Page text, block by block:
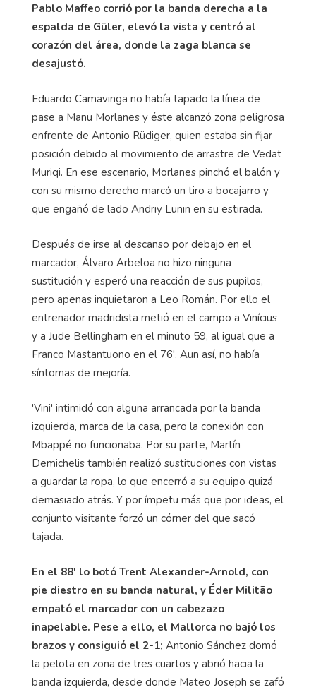
Pablo Maffeo corrió por la banda derecha a la
espalda de Güler, elevó la vista y centró al
corazón del área, donde la zaga blanca se
desajustó.
Eduardo Camavinga no había tapado la línea de
pase a Manu Morlanes y éste alcanzó zona peligrosa
enfrente de Antonio Rüdiger, quien estaba sin fijar
posición debido al movimiento de arrastre de Vedat
Muriqi. En ese escenario, Morlanes pinchó el balón y
con su mismo derecho marcó un tiro a bocajarro y
que engañó de lado Andriy Lunin en su estirada.
Después de irse al descanso por debajo en el
marcador, Álvaro Arbeloa no hizo ninguna
sustitución y esperó una reacción de sus pupilos,
pero apenas inquietaron a Leo Román. Por ello el
entrenador madridista metió en el campo a Vinícius
y a Jude Bellingham en el minuto 59, al igual que a
Franco Mastantuono en el 76'. Aun así, no había
síntomas de mejoría.
'Vini' intimidó con alguna arrancada por la banda
izquierda, marca de la casa, pero la conexión con
Mbappé no funcionaba. Por su parte, Martín
Demichelis también realizó sustituciones con vistas
a guardar la ropa, lo que encerró a su equipo quizá
demasiado atrás. Y por ímpetu más que por ideas, el
conjunto visitante forzó un córner del que sacó
tajada.
En el 88' lo botó Trent Alexander-Arnold, con
pie diestro en su banda natural, y Éder Militão
empató el marcador con un cabezazo
inapelable. Pese a ello, el Mallorca no bajó los
brazos y consiguió el 2-1; Antonio Sánchez domó
la pelota en zona de tres cuartos y abrió hacia la
banda izquierda, desde donde Mateo Joseph se zafó